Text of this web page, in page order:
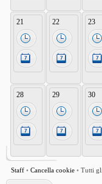
21 22 23
28 29 30
Staff • Cancella cookie • Tutti